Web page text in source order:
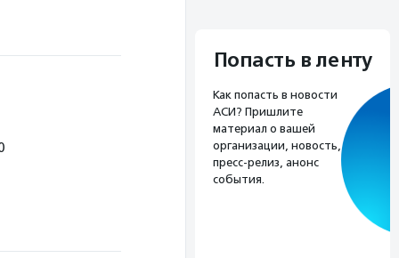
Попасть в ленту
Как попасть в новости
АСИ? Пришлите
материал о вашей
организации, новость,
пресс-релиз, анонс
события.